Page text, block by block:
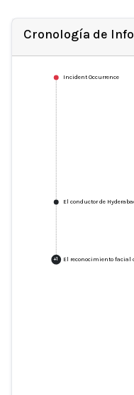
Cronología de
Incident Occurrence
El conductor de
+1 El reconocimiento facial